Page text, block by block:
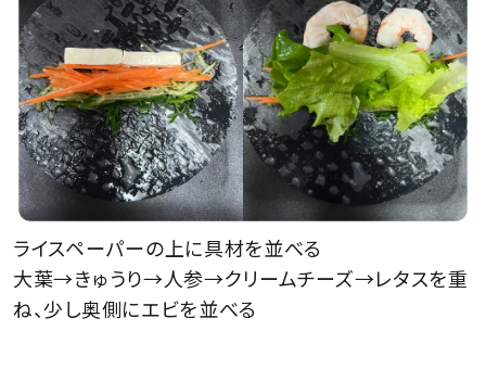
ライスペーパーの上に具材を並べる
大葉→きゅうり→人参→クリームチーズ→レタスを重
ね、少し奥側にエビを並べる